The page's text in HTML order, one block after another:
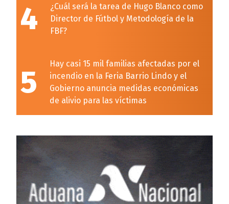
4
¿Cuál será la tarea de Hugo Blanco como
Director de Fútbol y Metodología de la
FBF?
5
Hay casi 15 mil familias afectadas por el
incendio en la Feria Barrio Lindo y el
Gobierno anuncia medidas económicas
de alivio para las víctimas